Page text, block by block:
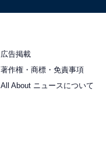
広告掲載
著作権・商標・免責事項
All About ニュースについて